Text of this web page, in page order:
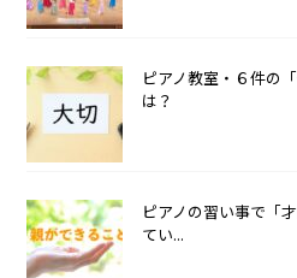
ピアノ教室・６件の
は？
ピアノの習い事で「
てい...